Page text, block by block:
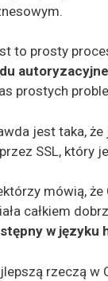
to prosty
prostych
jest taka, że
SSL, który
mówią,
całkiem
w języku
rzeczą w